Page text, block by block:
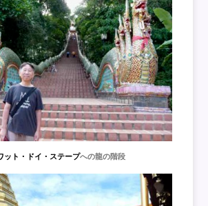
ット・ドイ・ステープへの龍の階段